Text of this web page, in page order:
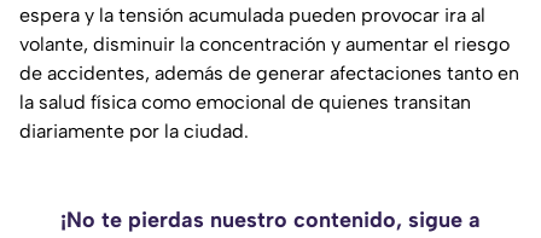
espera y la tensión acumulada pueden provocar ira al
volante, disminuir la concentración y aumentar el riesgo
de accidentes, además de generar afectaciones tanto en
la salud física como emocional de quienes transitan
diariamente por la ciudad.
¡No te pierdas nuestro contenido, sigue a